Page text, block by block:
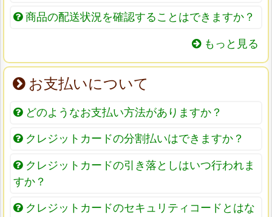
商品の配送状況を確認することはできますか？
もっと見る
お支払いについて
どのようなお支払い方法がありますか？
クレジットカードの分割払いはできますか？
クレジットカードの引き落としはいつ行われま
すか？
クレジットカードのセキュリティコードとはな